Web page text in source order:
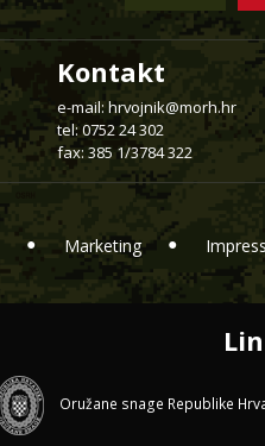
Kontakt
e-mail: hrvojnik@morh.hr
tel: 0752 24 302
fax: 385 1/3784 322
Marketing
Oružane snage Republike